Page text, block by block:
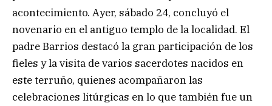
acontecimiento. Ayer, sábado 24, concluyó el
novenario en el antiguo templo de la localidad. El
padre Barrios destacó la gran participación de los
fieles y la visita de varios sacerdotes nacidos en
este terruño, quienes acompañaron las
celebraciones litúrgicas en lo que también fue un